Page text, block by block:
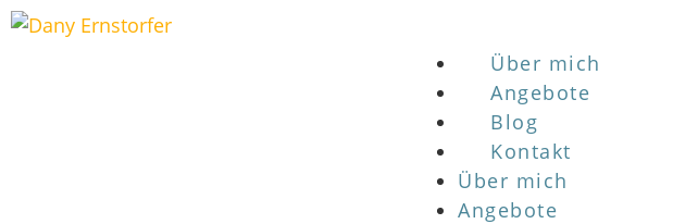
Über mich
Angebote
Blog
Kontakt
Über mich
Angebote